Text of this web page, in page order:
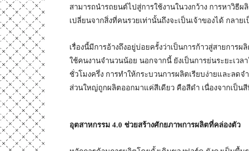
สามารถนำรถยนต์ไปสู่การใช้งานในวงกว้าง การหาวิ
เปลี่ยนจากสิ่งที่คนรวยเท่านั้นถึงจะเป็นเจ้าของได้ กลา
เรื่องนี้มีการอ้างถึงอยู่บ่อยครั้งว่าเป็นการก้าวสู่สายการ
ใช้คนงานจำนวนน้อย นอกจากนี้ ยังเป็นการย่นระยะเวล
ชั่วโมงครึ่ง การทำให้กระบวนการผลิตเรียบง่ายและลด
ส่วนใหญ่ถูกผลิตออกมาแค่สีเดียว คือสีดำ เนื่องจากเป็
อุตสาหกรรม 4.0 ช่วยสร้างศักยภาพการผลิตที่คล่องตัว